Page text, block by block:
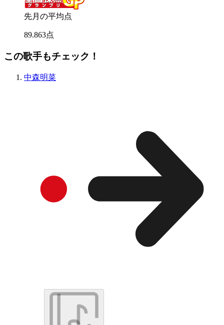
先月の平均点
89.863点
この歌手もチェック！
中森明菜